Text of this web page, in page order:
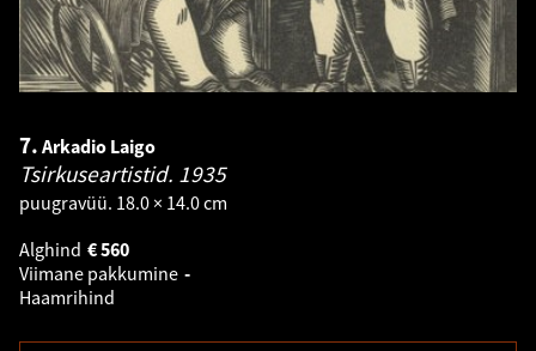
7. Arkadio Laigo
Tsirkuseartistid. 1935
puugravüü. 18.0 × 14.0 cm
Alghind
560
€
Viimane pakkumine -
Haamrihind